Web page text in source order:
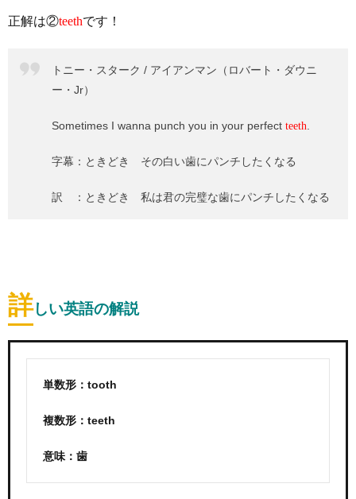
正解は②teethです！
トニー・スターク / アイアンマン（ロバート・ダウニ
ー・Jr）
Sometimes I wanna punch you in your perfect teeth.
字幕：ときどき その白い歯にパンチしたくなる
訳 ：ときどき 私は君の完璧な歯にパンチしたくなる
詳しい英語の解説
単数形：tooth
複数形：teeth
意味：歯